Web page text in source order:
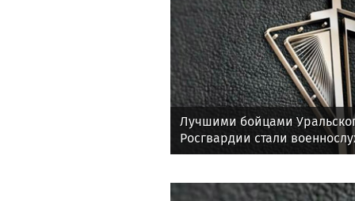
Лучшими бойцами
Росгвардии стали
соединения по охране